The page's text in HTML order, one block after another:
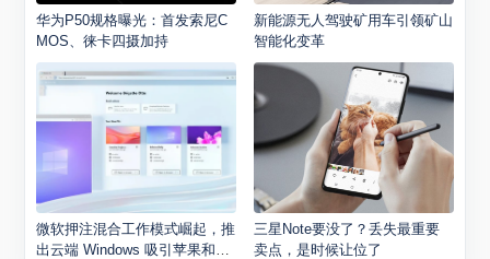
华为P50规格曝光：首发索尼C
MOS、徕卡四摄加持
新能源无人驾驶矿用车引领矿山
智能化变革
微软押注混合工作模式崛起，推
出云端 Windows 吸引苹果和安
三星Note要没了？丢失最重要
卖点，是时候让位了